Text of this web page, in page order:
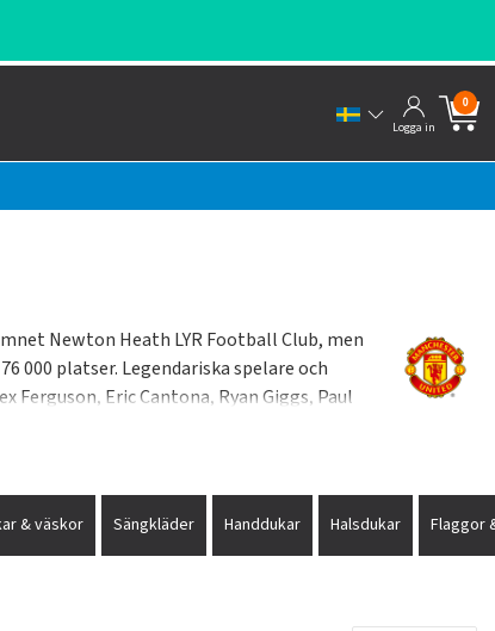
Logga in
0
Newton Heath LYR Football Club, men
000 platser. Legendariska spelare och
Ferguson, Eric Cantona, Ryan Giggs, Paul
& väskor Sängkläder Handdukar Halsdukar Flaggor